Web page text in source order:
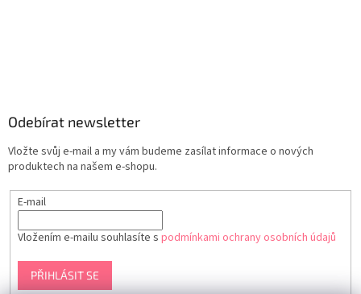
Odebírat newsletter
Vložte svůj e-mail a my vám budeme zasílat informace o nových
produktech na našem e-shopu.
E-mail
Vložením e-mailu souhlasíte s podmínkami ochrany osobních údajů
PŘIHLÁSIT SE